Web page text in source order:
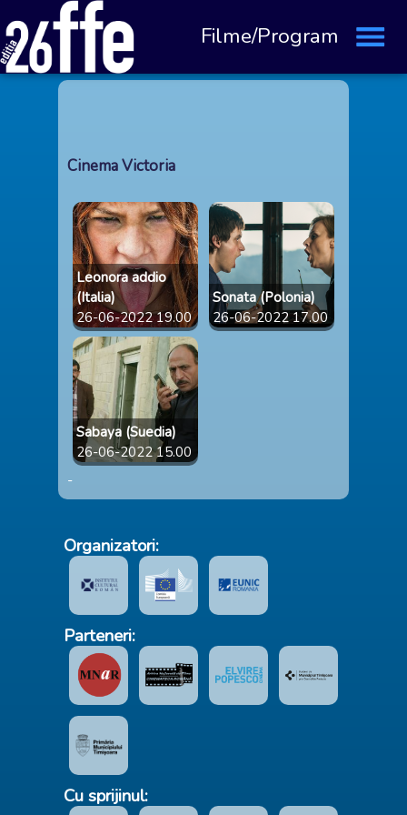
Cinema Victoria
Leonora addio
(Italia)
26-06-2022 19.00
Sonata (Polonia)
26-06-2022 17.00
Sabaya (Suedia)
26-06-2022 15.00
-
Organizatori:
Parteneri:
Cu sprijinul:
Filme/Program